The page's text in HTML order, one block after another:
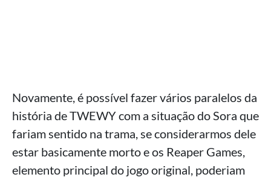
Novamente, é possível fazer vários paralelos da
história de TWEWY com a situação do Sora que
fariam sentido na trama, se considerarmos dele
estar basicamente morto e os Reaper Games,
elemento principal do jogo original, poderiam